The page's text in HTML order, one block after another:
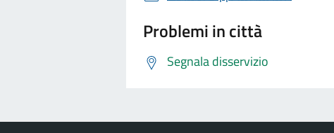
Problemi in città
Segnala disservizio